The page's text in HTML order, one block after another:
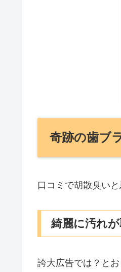
奇跡の歯ブ
口コミで胡散臭い
綺麗に汚れ
誇大広告では？と